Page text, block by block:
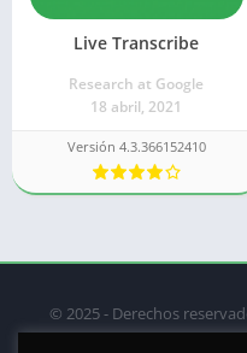
Live Transcribe
Research at Google
18 abril, 2021
Versión 4.3.366152410
© 2025 - Derechos
privacidad/Política de